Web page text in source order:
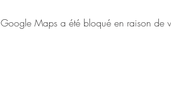
Google Maps a été bloqué en raison de